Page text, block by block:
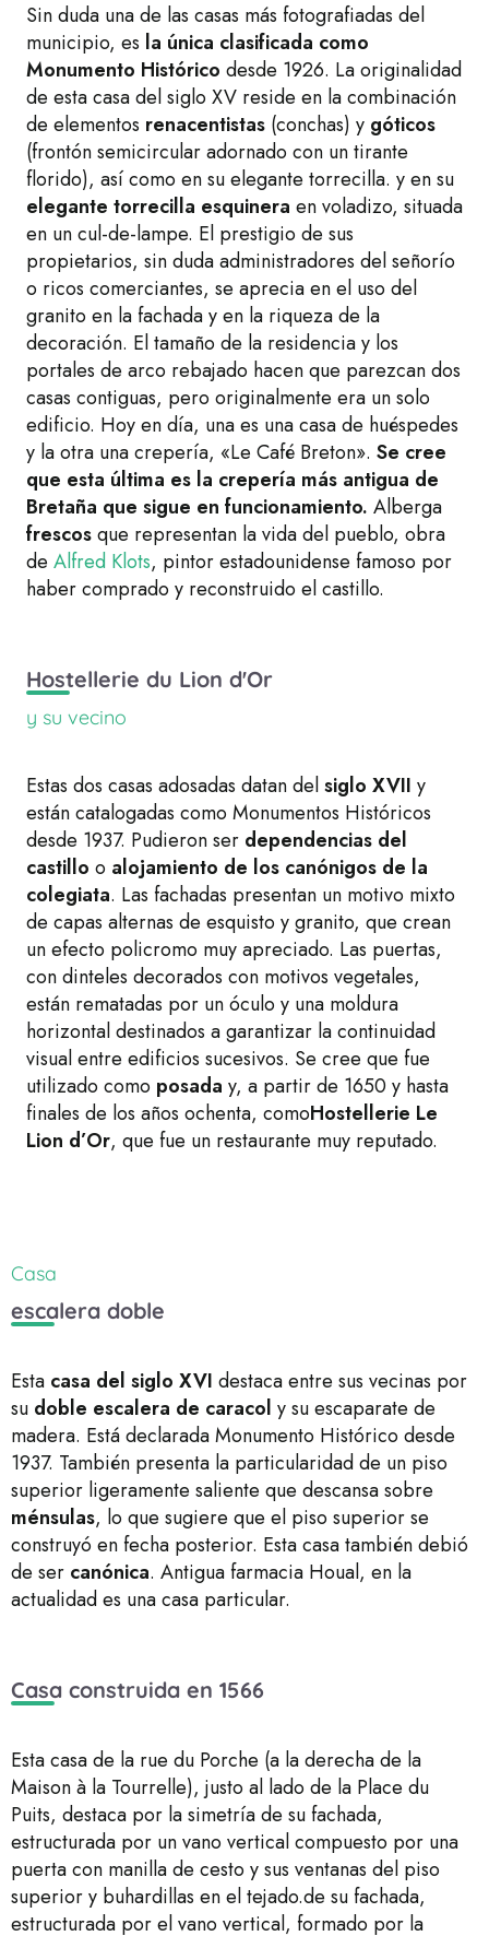
Sin duda una de las casas más fotografiadas del
municipio, es la única clasificada como
Monumento Histórico desde 1926. La originalidad
de esta casa del siglo XV reside en la combinación
de elementos renacentistas (conchas) y góticos
(frontón semicircular adornado con un tirante
florido), así como en su elegante torrecilla. y en su
elegante torrecilla esquinera en voladizo, situada
en un cul-de-lampe. El prestigio de sus
propietarios, sin duda administradores del señorío
o ricos comerciantes, se aprecia en el uso del
granito en la fachada y en la riqueza de la
decoración. El tamaño de la residencia y los
portales de arco rebajado hacen que parezcan dos
casas contiguas, pero originalmente era un solo
edificio. Hoy en día, una es una casa de huéspedes
y la otra una crepería, «Le Café Breton». Se cree
que esta última es la crepería más antigua de
Bretaña que sigue en funcionamiento. Alberga
frescosque representan la vida del pueblo, obra
de Alfred Klots, pintor estadounidense famoso por
haber comprado y reconstruido el castillo.
Hostellerie du Lion d'Or
y su vecino
Estas dos casas adosadas datan delsiglo XVII y
están catalogadas como Monumentos Históricos
desde 1937. Pudieron ser dependencias del
castillo o alojamiento de los canónigos de la
colegiata. Las fachadas presentan un motivo mixto
de capas alternas de esquisto y granito, que crean
un efecto policromo muy apreciado. Las puertas,
con dinteles decorados con motivos vegetales,
están rematadas por un óculo y una moldura
horizontal destinados a garantizar la continuidad
visual entre edificios sucesivos. Se cree que fue
utilizado como posada y, a partir de 1650 y hasta
finales de los años ochenta, comoHostellerie Le
Lion d’Or, que fue un restaurante muy reputado.
Casa
escalera doble
Esta casa del siglo XVI destaca entre sus vecinas por
su doble escalera de caracol y su escaparate de
madera. Está declarada Monumento Histórico desde
1937. También presenta la particularidad de un piso
superior ligeramente saliente que descansa sobre
ménsulas, lo que sugiere que el piso superior se
construyó en fecha posterior. Esta casa también debió
de ser canónica. Antigua farmacia Houal, en la
actualidad es una casa particular.
Casa construida en 1566
Esta casa de la rue du Porche (a la derecha de la
Maison à la Tourrelle), justo al lado de la Place du
Puits, destaca por la simetría de su fachada,
estructurada por un vano vertical compuesto por una
puerta con manilla de cesto y sus ventanas del piso
superior y buhardillas en el tejado.de su fachada,
estructurada por el vano vertical, formado por la